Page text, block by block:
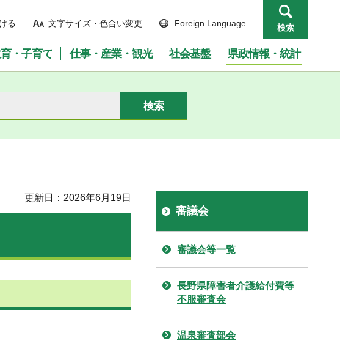
る 文字サイズ・色合い変更 Foreign Language 検索
・子育て 仕事・産業・観光 社会基盤 県政情報・統計
更新日：2026年6月19日
審議会
審議会等一覧
長野県障害者介護給付費等
不服審査会
温泉審査部会